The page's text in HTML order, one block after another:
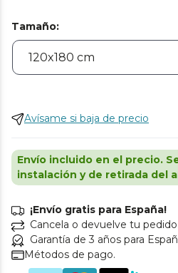
Tamaño:
Avísame si baja de precio
Envío incluido en el precio.
instalación y de retirada del
¡Envío gratis para España!
Cancela o devuelve tu
Garantía de 3 años para
Métodos de pago.